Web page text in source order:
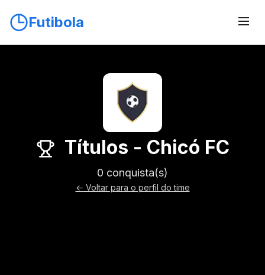
Futibola
Títulos - Chicó FC
0 conquista(s)
← Voltar para o perfil do time